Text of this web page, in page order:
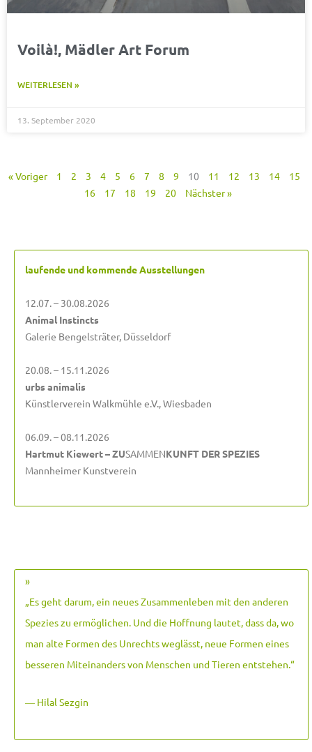
Voilà!, Mädler Art Forum
WEITERLESEN »
13. September 2020
« Voriger 1 2 3 4 5 6 7 8 9 10 11 12 13 14
15
16
17 18 19 20 Nächster »
laufende und kommende Ausstellungen
12.07. – 30.08.2026
Animal Instincts
Galerie Bengelsträter, Düsseldorf
20.08. – 15.11.2026
urbs animalis
Künstlerverein Walkmühle e.V., Wiesbaden
06.09. – 08.11.2026
Hartmut Kiewert – ZUSAMMENKUNFT DER SPEZIES
Mannheimer Kunstverein
»
„Es geht darum, ein neues Zusammenleben mit den anderen
Spezies zu ermöglichen. Und die Hoffnung lautet, dass da, wo
man alte Formen des Unrechts weglässt, neue Formen eines
besseren Miteinanders von Menschen und Tieren entstehen.“
― Hilal Sezgin